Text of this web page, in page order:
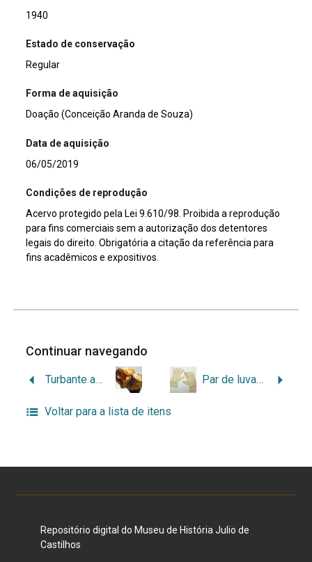
1940
Estado de conservação
Regular
Forma de aquisição
Doação (Conceição Aranda de Souza)
Data de aquisição
06/05/2019
Condições de reprodução
Acervo protegido pela Lei 9.610/98. Proibida a reprodução
para fins comerciais sem a autorização dos detentores
legais do direito. Obrigatória a citação da referência para
fins acadêmicos e expositivos.
Continuar navegando
Turbante amarelo Par de luvas curtas em crochê
Voltar para a lista de itens
Repositório digital do Museu de História Julio de
Castilhos